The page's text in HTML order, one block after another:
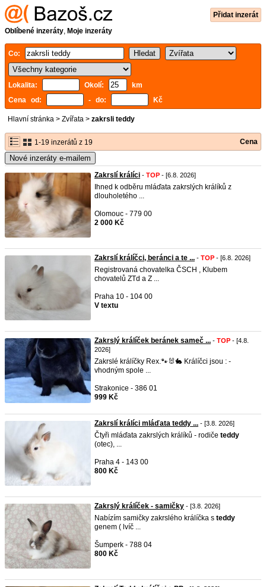
Přidat inzerát
Oblíbené inzeráty, Moje inzeráty
Co:
Lokalita: Okolí:
km
Cena od:
- do: Kč
Hlavní stránka > Zvířata > zakrsli teddy
1-19 inzerátů z 19 Cena
Nové inzeráty e-mailem
Zakrslí králíci - TOP - [6.8. 2026]
Ihned k odběru mláďata zakrslých králíků z
dlouholetého ...
Olomouc - 779 00
2 000 Kč
Zakrslí králíčci, beránci a te ... - TOP - [6.8. 2026]
Registrovaná chovatelka ČSCH , Klubem
chovatelů ZTd a Z ...
Praha 10 - 104 00
V textu
Zakrslý králíček beránek sameč ... - TOP - [4.8.
2026]
Zakrslé králíčky Rex.🐾🐰🐇 Králíčci jsou : -
vhodným spole ...
Strakonice - 386 01
999 Kč
Zakrslí králíci mláďata teddy ... - [3.8. 2026]
Čtyři mláďata zakrslých králíků - rodiče teddy
(otec), ...
Praha 4 - 143 00
800 Kč
Zakrslý králíček - samičky - [3.8. 2026]
Nabízím samičky zakrslého králíčka s teddy
genem ( lvíč ...
Šumperk - 788 04
800 Kč